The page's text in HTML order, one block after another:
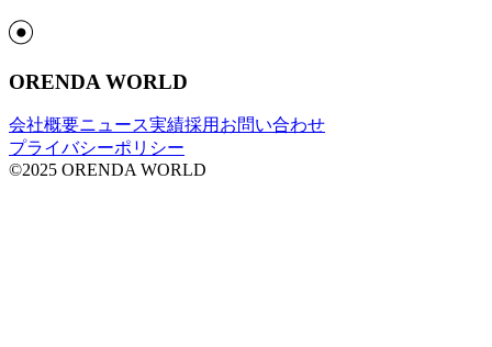
ORENDA WORLD
会社概要ニュース実績採用 お問い合わせ
プライバシーポリシー
©2025 ORENDA WORLD